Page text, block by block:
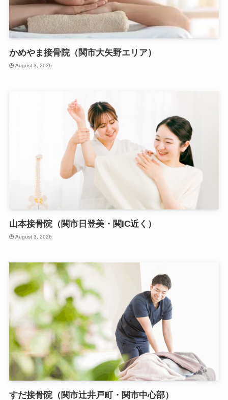
かめやま接骨院（関市大矢野エリア）
August 3, 2026
山本接骨院（関市日登美・関IC近く）
August 3, 2026
すだ接骨院（関市辻井戸町・関市中心部）